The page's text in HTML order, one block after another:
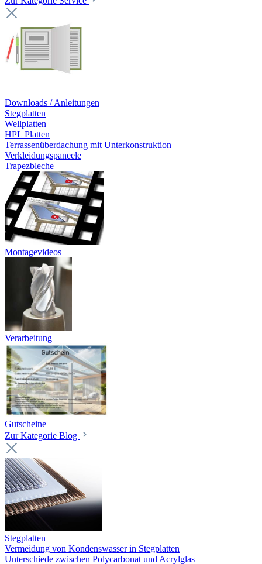
Downloads / Anleitungen
Stegplatten
Wellplatten
HPL Platten
Terrassenüberdachung mit Unterkonstruktion
Verkleidungspaneele
Trapezbleche
Montagevideos
Verarbeitung
Gutscheine
Zur Kategorie Blog
Stegplatten
Vermeidung von Kondenswasser in Stegplatten
Unterschiede zwischen Polycarbonat und Acrylglas